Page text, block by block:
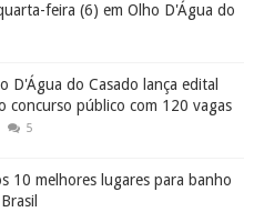
feira (6) em Olho D'Água do
D'Água do Casado lança edital
concurso público com 120 vagas
5
10 melhores lugares para banho